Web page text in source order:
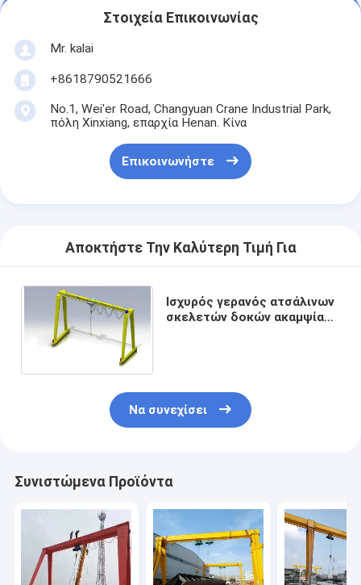
Στοιχεία Επικοινωνίας
Mr. kalai
+8618790521666
No.1, Wei'er Road, Changyuan Crane Industrial Park,
πόλη Xinxiang, επαρχία Henan. Κίνα
Επικοινωνήστε
Αποκτήστε Την Καλύτερη Τιμή Για
Ισχυρός γερανός ατσάλινων
σκελετών δοκών ακαμψίας
Να συνεχίσει
Συνιστώμενα Προϊόντα